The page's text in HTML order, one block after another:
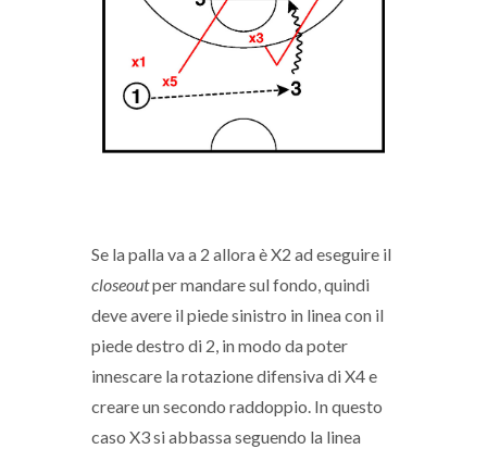
Se la palla va a 2 allora è X2 ad eseguire il
closeoutper mandare sul fondo, quindi
deve avere il piede sinistro in linea con il
piede destro di 2, in modo da poter
innescare la rotazione difensiva di X4 e
creare un secondo raddoppio. In questo
caso X3 si abbassa seguendo la linea